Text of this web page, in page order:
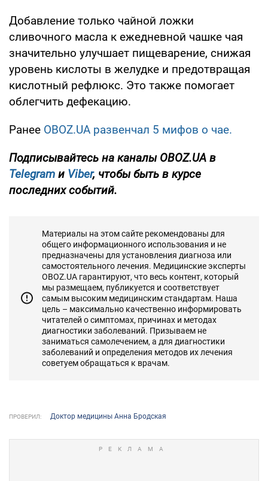
Добавление только чайной ложки
сливочного масла к ежедневной чашке чая
значительно улучшает пищеварение, снижая
уровень кислоты в желудке и предотвращая
кислотный рефлюкс. Это также помогает
облегчить дефекацию.
Ранее OBOZ.UA развенчал 5 мифов о чае.
Подписывайтесь на каналы OBOZ.UA в
Telegram и Viber, чтобы быть в курсе
последних событий.
Материалы на этом сайте рекомендованы для
общего информационного использования и не
предназначены для установления диагноза или
самостоятельного лечения. Медицинские эксперты
OBOZ.UA гарантируют, что весь контент, который
мы размещаем, публикуется и соответствует
самым высоким медицинским стандартам. Наша
цель – максимально качественно информировать
читателей о симптомах, причинах и методах
диагностики заболеваний. Призываем не
заниматься самолечением, а для диагностики
заболеваний и определения методов их лечения
советуем обращаться к врачам.
ПРОВЕРИЛ: Доктор медицины Анна Бродская